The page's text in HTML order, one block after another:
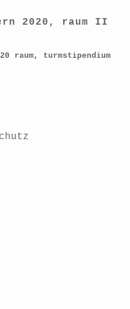
2020, raum II
raum, turmstipendium